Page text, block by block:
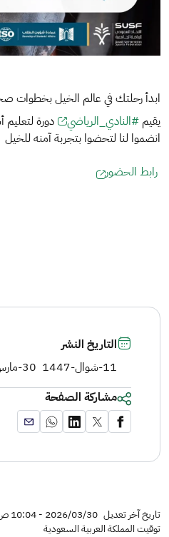
ابدأ رحلتك في عالم الخيل بخطوات
يقيم #النادي_الرياضي
دورة لتعليم
انضموا لنا لتحضوا بتجربة آمنه للخيل
رابط الحضور
التاريخ النشر
11-شوال-1447
30-مارس-2026
مشاركة الصفحة
تاريخ آخر تعديل 2026/03/30 - 10:04 ص
توقيت المملكة العربية السعودية